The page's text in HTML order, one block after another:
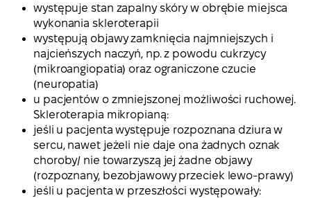
występuje stan zapalny skóry w obrębie miejsca
wykonania skleroterapii
występują objawy zamknięcia najmniejszych i
najcieńszych naczyń, np. z powodu cukrzycy
(mikroangiopatia) oraz ograniczone czucie
(neuropatia)
u pacjentów o zmniejszonej możliwości ruchowej.
Skleroterapia mikropianą:
jeśli u pacjenta występuje rozpoznana dziura w
sercu, nawet jeżeli nie daje ona żadnych oznak
choroby/ nie towarzyszą jej żadne objawy
(rozpoznany, bezobjawowy przeciek lewo-prawy)
jeśli u pacjenta w przeszłości występowały: